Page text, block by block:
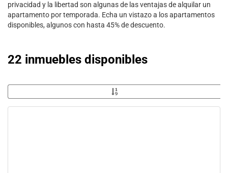
privacidad y la libertad son algunas de las ventajas de alquilar un
apartamento por temporada. Echa un vistazo a los apartamentos
disponibles, algunos con hasta 45% de descuento.
22 inmuebles disponibles